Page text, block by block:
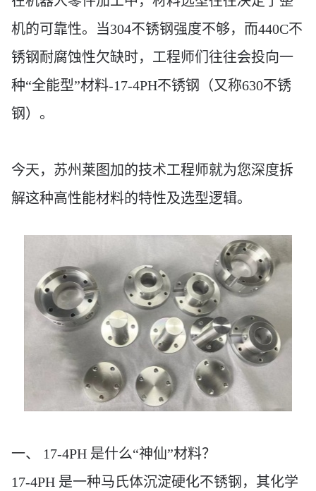
机的可靠性。当304不锈钢强度不够，而440C不
锈钢耐腐蚀性欠缺时，工程师们往往会投向一
种“全能型”材料-17-4PH不锈钢（又称630不锈
钢）。
今天，苏州莱图加的技术工程师就为您深度拆
解这种高性能材料的特性及选型逻辑。
一、
17-4PH 是什么“神仙”材料？
17-4PH 是一种马氏体沉淀硬化不锈钢，其化学